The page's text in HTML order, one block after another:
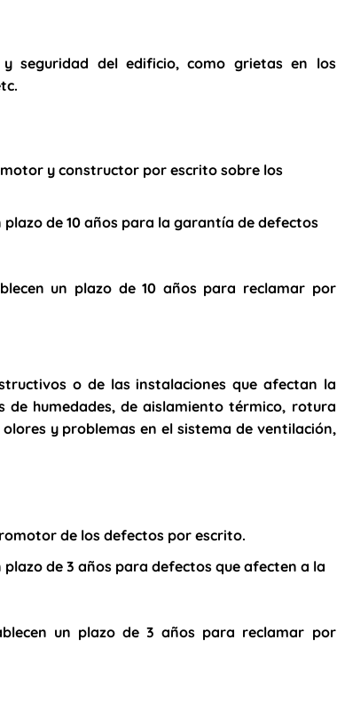
seguridad del edificio, como grietas en los
y constructor por escrito sobre los
de 10 años para la garantía de defectos
un plazo de 10 añospara reclamar por
o de las instalaciones que afectan la
humedades, de aislamiento térmico, rotura
y problemas en el sistema de ventilación,
de los defectos por escrito.
de 3 años para defectos que afecten a la
un plazo de 3 años para reclamar por